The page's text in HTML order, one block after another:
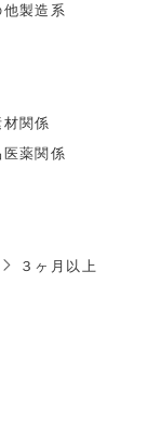
他製造系
材関係
医薬関係
３ヶ月以上